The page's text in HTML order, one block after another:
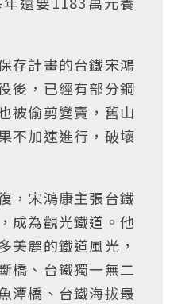
存計畫的台鐵宋鴻
後，已經有部分鋼
被偷剪變賣，舊山
不加速進行，破壞
，宋鴻康主張台鐵
成為觀光鐵道。他
美麗的鐵道風光，
橋、台鐵獨一無二
潭橋、台鐵海拔最